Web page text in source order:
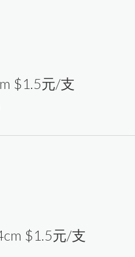
$1.5元/支
$1.5元/支